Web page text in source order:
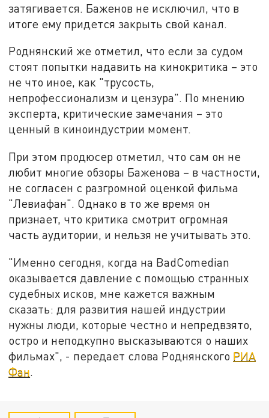
затягивается. Баженов не исключил, что в
итоге ему придется закрыть свой канал.
Роднянский же отметил, что если за судом
стоят попытки надавить на кинокритика – это
не что иное, как "трусость,
непрофессионализм и цензура". По мнению
эксперта, критические замечания – это
ценный в киноиндустрии момент.
При этом продюсер отметил, что сам он не
любит многие обзоры Баженова – в частности,
не согласен с разгромной оценкой фильма
"Левиафан". Однако в то же время он
признает, что критика смотрит огромная
часть аудитории, и нельзя не учитывать это.
"Именно сегодня, когда на BadComedian
оказывается давление с помощью странных
судебных исков, мне кажется важным
сказать: для развития нашей индустрии
нужны люди, которые честно и непредвзято,
остро и неподкупно высказываются о наших
фильмах", - передает слова Роднянского РИА
Фан.